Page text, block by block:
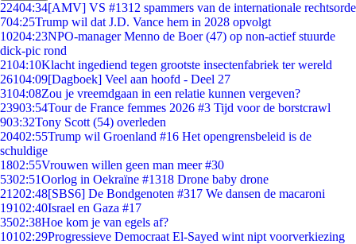
22404:34[AMV] VS #1312 spammers van de internationale rechtsorde
704:25Trump wil dat J.D. Vance hem in 2028 opvolgt
10204:23NPO-manager Menno de Boer (47) op non-actief stuurde
dick-pic rond
2104:10Klacht ingediend tegen grootste insectenfabriek ter wereld
26104:09[Dagboek] Veel aan hoofd - Deel 27
3104:08Zou je vreemdgaan in een relatie kunnen vergeven?
23903:54Tour de France femmes 2026 #3 Tijd voor de borstcrawl
903:32Tony Scott (54) overleden
20402:55Trump wil Groenland #16 Het opengrensbeleid is de
schuldige
1802:55Vrouwen willen geen man meer #30
5302:51Oorlog in Oekraïne #1318 Drone baby drone
21202:48[SBS6] De Bondgenoten #317 We dansen de macaroni
19102:40Israel en Gaza #17
3502:38Hoe kom je van egels af?
10102:29Progressieve Democraat El-Sayed wint nipt voorverkiezing